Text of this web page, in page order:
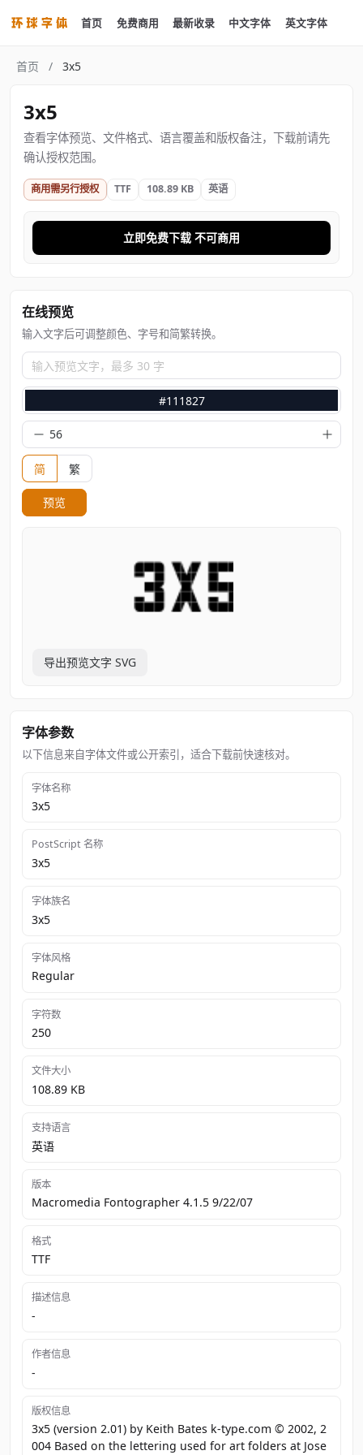
首页 免费商用 最新收录 中文字体 英文字体
首页 / 3x5
3x5
查看字体预览、文件格式、语言覆盖和版权备注，下载前请先
确认授权范围。
商用需另行授权 TTF 108.89 KB 英语
立即免费下载 不可商用
在线预览
输入文字后可调整颜色、字号和简繁转换。
输入预览文字，最多 30 字
#111827
简 繁
预览
导出预览文字 SVG
字体参数
以下信息来自字体文件或公开索引，适合下载前快速核对。
字体名称
3x5
PostScript 名称
3x5
字体族名
3x5
字体风格
Regular
字符数
250
文件大小
108.89 KB
支持语言
英语
版本
Macromedia Fontographer 4.1.5 9/22/07
格式
TTF
描述信息
-
作者信息
-
版权信息
3x5 (version 2.01) by Keith Bates k‐type.com © 2002, 2
004 Based on the lettering used for art folders at Jose